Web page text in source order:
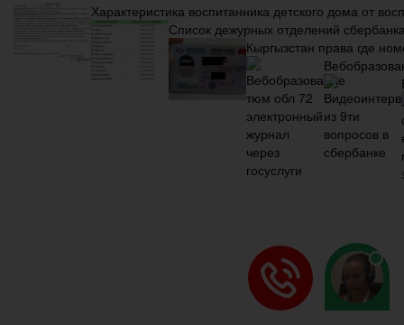
Характеристика воспитанника детского дома от
Список дежурных отделений
Кыргызстан права где